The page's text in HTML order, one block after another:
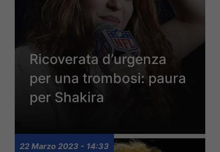
Ricoverata d’urgenza
per una trombosi: paura
per Shakira
22 Marzo 2023 - 14:33